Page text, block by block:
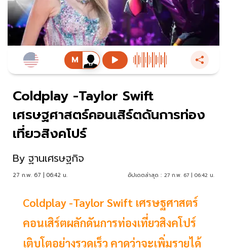
Coldplay -Taylor Swift
เศรษฐศาสตร์คอนเสิร์ตดันการท่อง
เที่ยวสิงคโปร์
By ฐานเศรษฐกิจ
27 ก.พ. 67 | 06:42 น. อัปเดตล่าสุด : 27 ก.พ. 67 | 06:42 น.
Coldplay -Taylor Swift เศรษฐศาสตร์
คอนเสิร์ตผลักดันการท่องเที่ยวสิงคโปร์
เติบโตอย่างรวดเร็ว คาดว่าจะเพิ่มรายได้